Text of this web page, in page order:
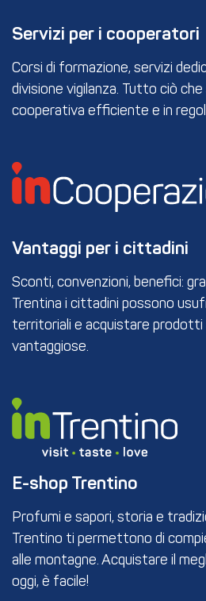
Servizi per i cooperatori
Corsi di formazione, servizi
divisione vigilanza. Tutto ciò
cooperativa efficiente e in
Vantaggi per i cittadini
Sconti, convenzioni, benefici:
Trentina i cittadini possono
territoriali e acquistare prodotti
vantaggiose.
E-shop Trentino
Profumi e sapori, storia e
Trentino ti permettono di
alle montagne. Acquistare il
oggi, è facile!